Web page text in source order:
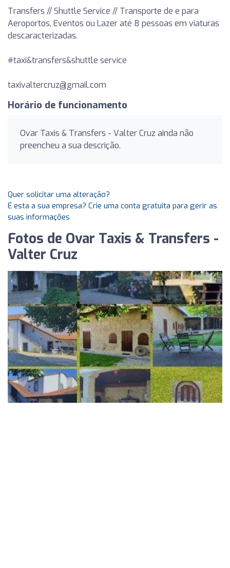
Transfers // Shuttle Service // Transporte de e para
Aeroportos, Eventos ou Lazer até 8 pessoas em viaturas
descaracterizadas.
#taxi&transfers&shuttle service
taxivaltercruz@gmail.com
Horário de funcionamento
Ovar Taxis & Transfers - Valter Cruz ainda não
preencheu a sua descrição.
Quer solicitar uma alteração?
É esta a sua empresa? Crie uma conta gratuita para gerir as
suas informações
Fotos de Ovar Taxis & Transfers -
Valter Cruz